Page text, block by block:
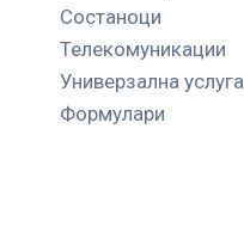
Состаноци
Телекомуникации
Универзална услуга
Формулари